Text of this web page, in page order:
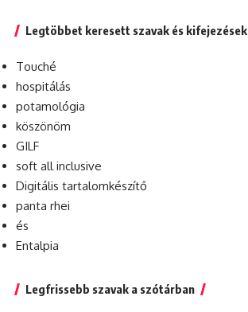
Legtöbbet keresett szavak és kifejezések
Touché
hospitálás
potamológia
köszönöm
GILF
soft all inclusive
Digitális tartalomkészítő
panta rhei
és
Entalpia
Legfrissebb szavak a szótárban